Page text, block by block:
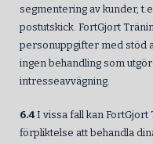
segmentering av kunder,
postutskick. FortGjort
personuppgifter med stöd
ingen behandling som
intresseavvägning.
6.4I vissa fall kan FortGjort
förpliktelse att behandla